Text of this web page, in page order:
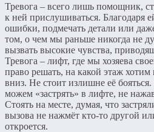
Тревога – всего лишь помощник,
к ней прислушиваться. Благодаря
ошибки, подмечать детали или
том, о чем мы раньше никогда не
вызвать высокие чувства,
Тревога – лифт, где мы хозяева
право решать, на какой этаж хотим
вниз. Не стоит излишне её
можем «застрять» в лифте, не
Стоять на месте, думая, что
вызова не нажмёт кто-то другой
откроется.